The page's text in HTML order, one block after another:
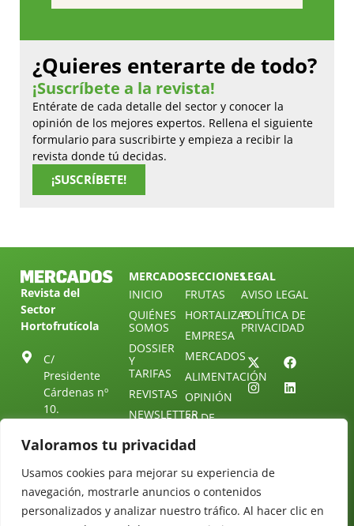
Valoramos tu privacidad
Usamos cookies para mejorar su experiencia de
navegación, mostrarle anuncios o contenidos
personalizados y analizar nuestro tráfico. Al hacer clic en
¿Quieres enterarte de todo?
¡Suscríbete a la revista!
Entérate de cada detalle del sector y conocer la
opinión de los mejores expertos. Rellena el siguiente
formulario para suscribirte y empieza a recibir la
revista donde tú decidas.
¡SUSCRÍBETE!
Revista del
Sector
Hortofrutícola
C/
Presidente
Cárdenas nº
10.
Sevilla.
Tel: (+34) 954
25 88 51
redaccion@revistamercados.com
MERCADOS
INICIO
QUIÉNES
SOMOS
DOSSIER
Y
TARIFAS
REVISTAS
NEWSLETTER
ÚNETE A
NUESTRO
TELEGRAM
CONTACTO
SECCIONES
FRUTAS
HORTALIZAS
EMPRESA
MERCADOS
ALIMENTACIÓN
OPINIÓN
30 DE
DIRECTORIO
LEGAL
AVISO LEGAL
POLÍTICA DE
PRIVACIDAD
Starenlared